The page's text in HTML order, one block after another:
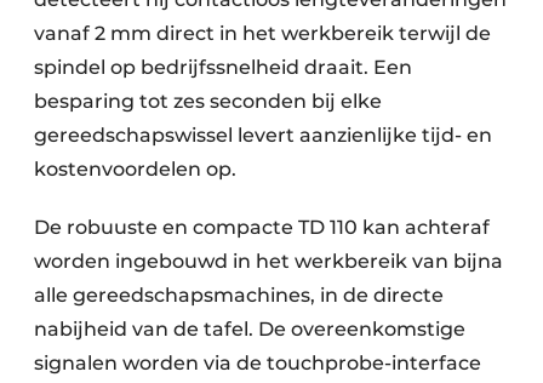
vanaf 2 mm direct in het werkbereik terwijl de
spindel op bedrijfssnelheid draait. Een
besparing tot zes seconden bij elke
gereedschapswissel levert aanzienlijke tijd- en
kostenvoordelen op.
De robuuste en compacte TD 110 kan achteraf
worden ingebouwd in het werkbereik van bijna
alle gereedschapsmachines, in de directe
nabijheid van de tafel. De overeenkomstige
signalen worden via de touchprobe-interface